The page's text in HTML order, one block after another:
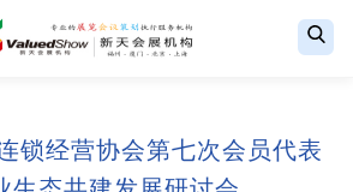
锁经营协会第七次会员代表